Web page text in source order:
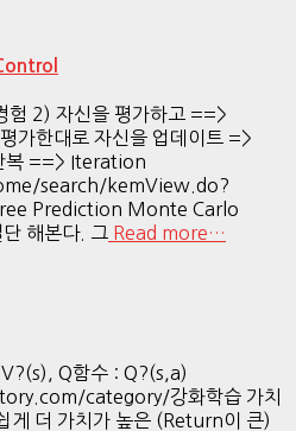
험 2) 자신을 평가하고 ==>
한대로 자신을 업데이트 =>
==> Iteration
search/kemView.do?
Prediction Monte Carlo
해본다. 그 Read more…
Q함수 : Q?(s,a)
category/강화학습 가치
게 더 가치가 높은 (Return이 큰)